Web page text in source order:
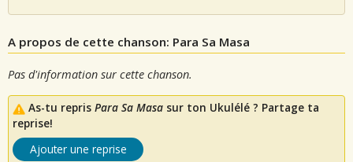
A propos de cette chanson: Para Sa Masa
Pas d'information sur cette chanson.
As-tu repris Para Sa Masa sur ton Ukulélé ? Partage ta
reprise!
Ajouter une reprise